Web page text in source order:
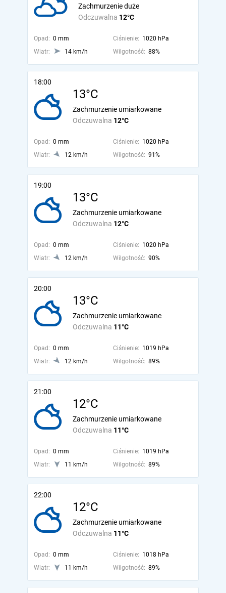
Odczuwalna 12°C
Zachmurzenie duże
Opad: 0 mm Ciśnienie: 1020 hPa
Wiatr:
14 km/h Wilgotność: 88%
18:00
13°C
Odczuwalna 12°C
Zachmurzenie umiarkowane
Opad: 0 mm Ciśnienie: 1020 hPa
Wiatr:
12 km/h Wilgotność: 91%
19:00
13°C
Odczuwalna 12°C
Zachmurzenie umiarkowane
Opad: 0 mm Ciśnienie: 1020 hPa
Wiatr:
12 km/h Wilgotność: 90%
20:00
13°C
Odczuwalna 11°C
Zachmurzenie umiarkowane
Opad: 0 mm Ciśnienie: 1019 hPa
Wiatr:
12 km/h Wilgotność: 89%
21:00
12°C
Odczuwalna 11°C
Zachmurzenie umiarkowane
Opad: 0 mm Ciśnienie: 1019 hPa
Wiatr:
11 km/h Wilgotność: 89%
22:00
12°C
Odczuwalna 11°C
Zachmurzenie umiarkowane
Opad: 0 mm Ciśnienie: 1018 hPa
Wiatr:
11 km/h Wilgotność: 89%